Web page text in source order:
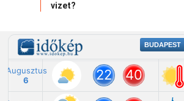
vizet?